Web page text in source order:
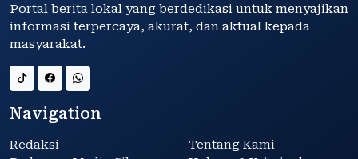
Portal berita lokal yang berdedikasi untuk menyajikan
informasi terpercaya, akurat, dan aktual kepada
masyarakat.
Navigation
Redaksi
Tentang Kami